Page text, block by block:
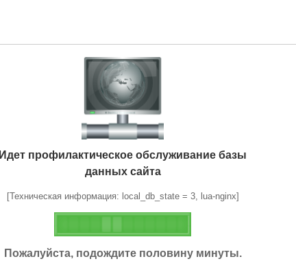
Идет профилактическое обслуживание базы
данных сайта
[Техническая информация: local_db_state = 3, lua-nginx]
Пожалуйста, подождите половину минуты.